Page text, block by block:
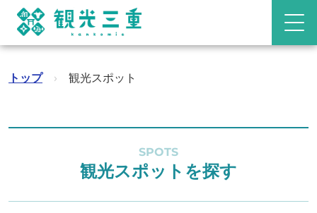
トップ › 観光スポット
SPOTS
観光スポットを探す